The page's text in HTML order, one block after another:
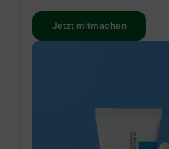
Jetzt mitmachen